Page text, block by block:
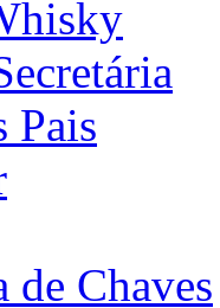
Pais
Chaves